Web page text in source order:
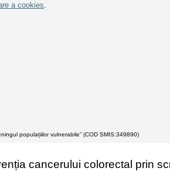
a cookies.
populațiilor vulnerabile” (COD SMIS:349890)
cancerului colorectal prin